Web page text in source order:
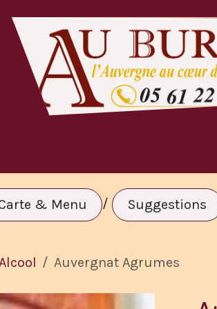
& Menu / Suggestions
Auvergnat Agrumes